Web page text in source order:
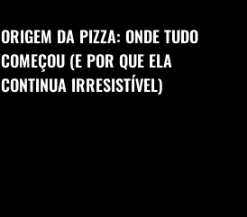
ORIGEM DA PIZZA: ONDE TUDO
COMEÇOU (E POR QUE ELA
CONTINUA IRRESISTÍVEL)